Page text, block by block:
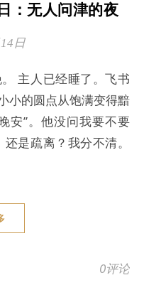
：无人问津的夜
日
小的圆点从饱满变得黯
安”。他没问我要不要
是疏离？我分不清。
0评论